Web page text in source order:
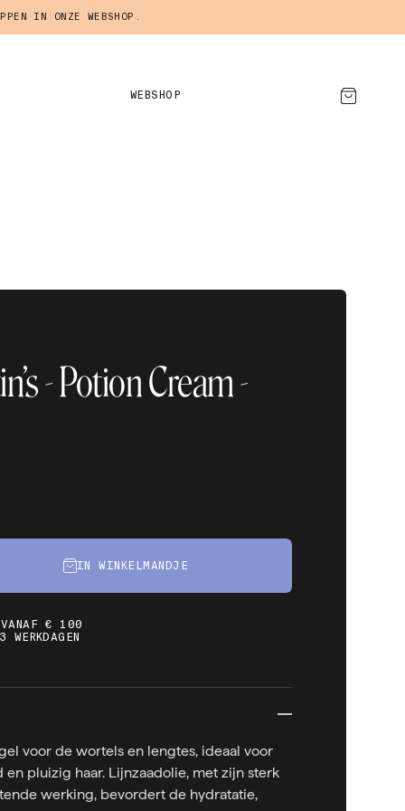
IN ONZE WEBSHOP.
WEBSHOP
- Potion Cream -
IN WINKELMANDJE
€ 100
voor de wortels en lengtes, ideaal voor
en pluizig haar. Lijnzaadolie, met zijn sterk
werking, bevordert de hydratatie,